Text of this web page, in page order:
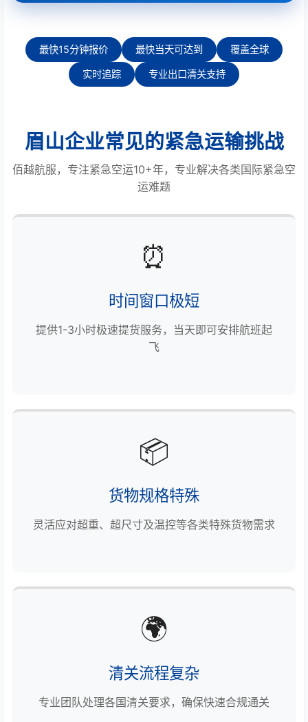
最快15分钟报价 最快当天可达到 覆盖全球
实时追踪 专业出口清关支持
眉山企业常见的紧急运输挑战
佰越航服，专注紧急空运10+年，专业解决各类国际紧急空
运难题
⏰
时间窗口极短
提供1-3小时极速提货服务，当天即可安排航班起
飞
📦
货物规格特殊
灵活应对超重、超尺寸及温控等各类特殊货物需求
🌍
清关流程复杂
专业团队处理各国清关要求，确保快速合规通关